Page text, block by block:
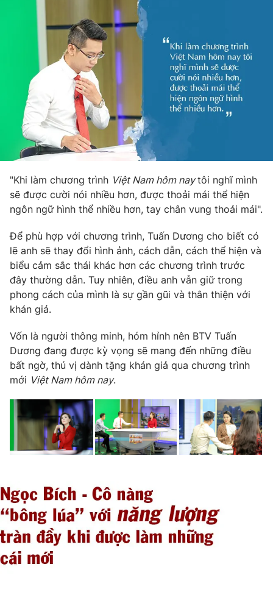
"Khi làm chương trình Việt Nam hôm naytôi nghĩ mình
sẽ được cười nói nhiều hơn, được thoải mái thể hiện
ngôn ngữ hình thể nhiều hơn, tay chân vung thoải mái".
Để phù hợp với chương trình, Tuấn Dương cho biết có
lẽ anh sẽ thay đổi hình ảnh, cách dẫn, cách thể hiện và
biểu cảm sắc thái khác hơn các chương trình trước
đây thường dẫn. Tuy nhiên, điều anh vẫn giữ trong
phong cách của mình là sự gần gũi và thân thiện với
khán giả.
Vốn là người thông minh, hóm hỉnh nên BTV Tuấn
Dương đang được kỳ vọng sẽ mang đến những điều
bất ngờ, thú vị dành tặng khán giả qua chương trình
mới Việt Nam hôm nay.